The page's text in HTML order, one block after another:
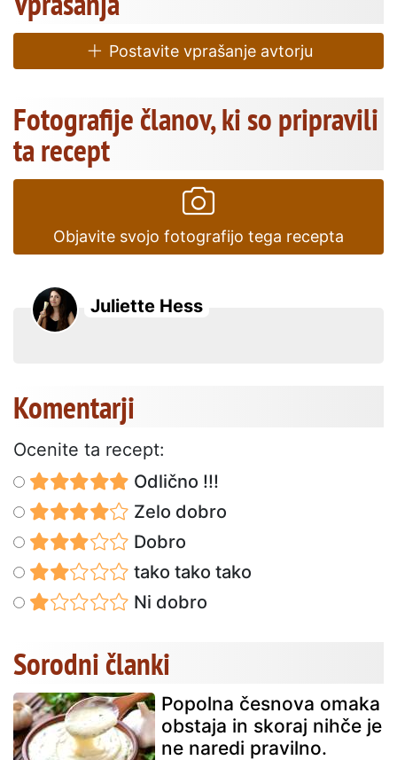
Postavite vprašanje avtorju
Fotografije članov, ki so pripravili
ta recept
Objavite svojo fotografijo tega recepta
Juliette Hess
Komentarji
Ocenite ta recept:
Odlično !!!
Zelo dobro
Dobro
tako tako tako
Ni dobro
Sorodni članki
Popolna česnova omaka
obstaja in skoraj nihče je
ne naredi pravilno.